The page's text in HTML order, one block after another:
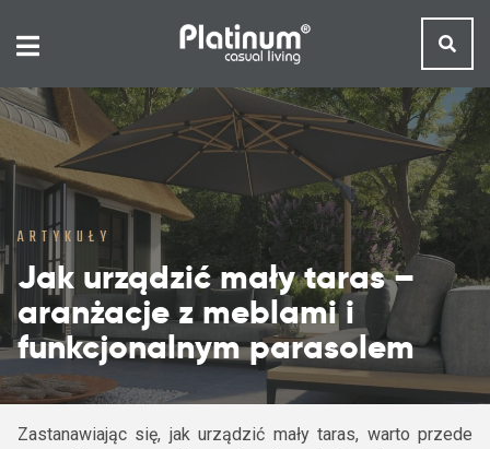
ARTYKUŁY
Jak urządzić mały taras –
aranżacje z meblami i
funkcjonalnym parasolem
Zastanawiając się, jak urządzić mały taras, warto przede